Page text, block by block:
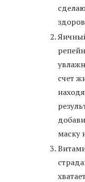
счет
маску